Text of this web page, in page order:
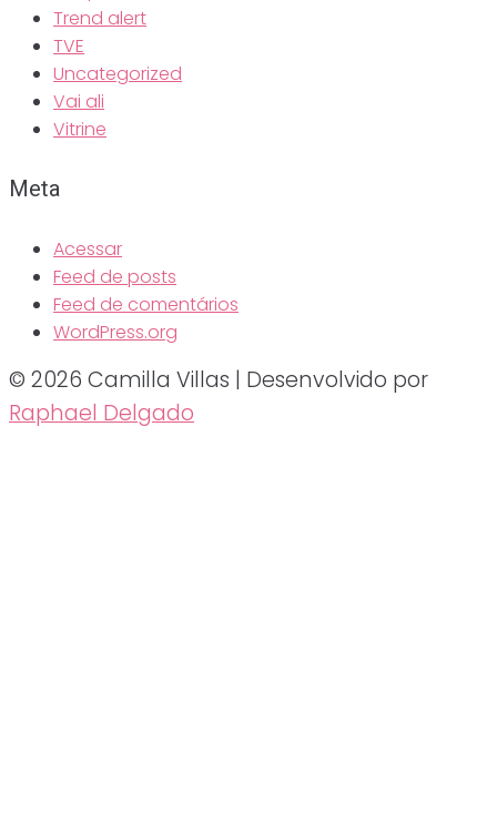
Trend alert
TVE
Uncategorized
Vai ali
Vitrine
Meta
Acessar
Feed de posts
Feed de comentários
WordPress.org
© 2026 Camilla Villas | Desenvolvido por
Raphael Delgado